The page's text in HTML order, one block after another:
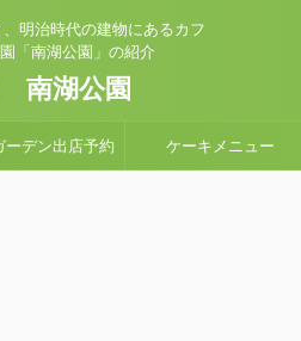
明治時代の建物にあるカフ
「南湖公園」の紹介
南湖公園
ーデン出店予約 ケーキメニュー